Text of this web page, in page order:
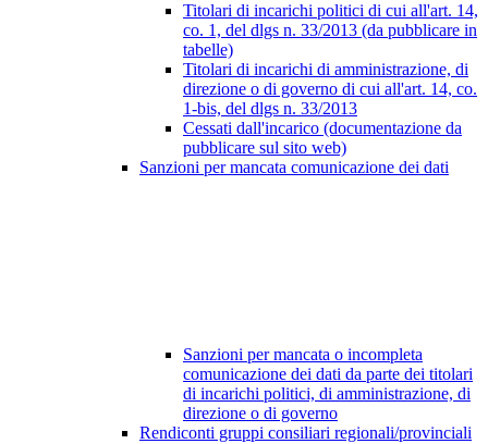
Titolari di incarichi politici di cui all'art. 14,
co. 1, del dlgs n. 33/2013 (da pubblicare in
tabelle)
Titolari di incarichi di amministrazione, di
direzione o di governo di cui all'art. 14, co.
1-bis, del dlgs n. 33/2013
Cessati dall'incarico (documentazione da
pubblicare sul sito web)
Sanzioni per mancata comunicazione dei dati
Sanzioni per mancata o incompleta
comunicazione dei dati da parte dei titolari
di incarichi politici, di amministrazione, di
direzione o di governo
Rendiconti gruppi consiliari regionali/provinciali